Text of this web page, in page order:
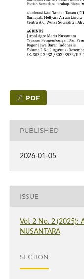
PDF
PUBLISHED
2026-01-05
ISSUE
Vol. 2 No. 2 (2025):
NUSANTARA
SECTION